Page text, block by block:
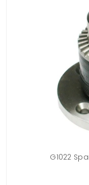
G1022